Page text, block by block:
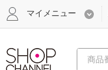
マイメニュー